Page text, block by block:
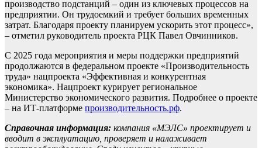
производство подстанций – один из ключевых процессов на
предприятии. Он трудоемкий и требует больших временных
затрат. Благодаря проекту планируем ускорить этот процесс»,
– отметил руководитель проекта РЦК Павел Овчинников.
С 2025 года мероприятия и меры поддержки предприятий
продолжаются в федеральном проекте «Производительность
труда» нацпроекта «Эффективная и конкурентная
экономика». Нацпроект курирует региональное
Министерство экономического развития. Подробнее о проекте
– на ИТ-платформе производительность.рф.
Справочная информация: компания «МЭЛС» проектирует и
вводит в эксплуатацию, проверяет и налаживает